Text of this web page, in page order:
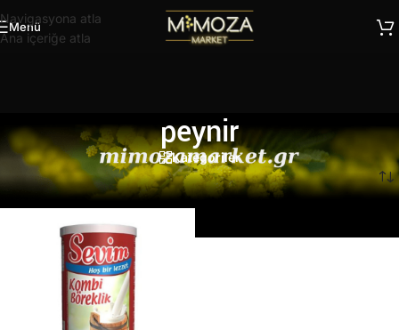
Navigasyona atla
Ana içeriğe atla
Menü
peynir
Kategoriler
Ana Sayfa/ Ürünler “peynir” olarak etiketlendi